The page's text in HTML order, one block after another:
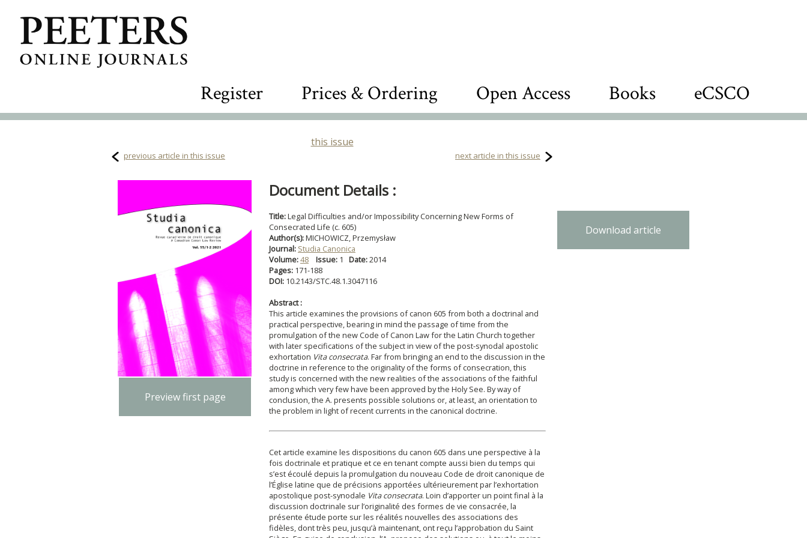
Register Prices & Ordering Open Access Books eCSCO
this issue
previous article in this issue next article in this issue
Preview first page
Document Details :
Title:Legal Difficulties and/or Impossibility Concerning New Forms of
Consecrated Life (c. 605)
Author(s):MICHOWICZ, Przemysław
Journal: Studia Canonica
Volume:48 Issue: 1 Date:2014
Pages: 171-188
DOI: 10.2143/STC.48.1.3047116
Abstract :
This article examines the provisions of canon 605 from both a doctrinal and
practical perspective, bearing in mind the passage of time from the
promulgation of the new Code of Canon Law for the Latin Church together
with later specifications of the subject in view of the post-synodal apostolic
exhortation Vita consecrata. Far from bringing an end to the discussion in the
doctrine in reference to the originality of the forms of consecration, this
study is concerned with the new realities of the associations of the faithful
among which very few have been approved by the Holy See. By way of
conclusion, the A. presents possible solutions or, at least, an orientation to
the problem in light of recent currents in the canonical doctrine.
Cet article examine les dispositions du canon 605 dans une perspective à la
fois doctrinale et pratique et ce en tenant compte aussi bien du temps qui
s’est écoulé depuis la promulgation du nouveau Code de droit canonique de
l’Église latine que de précisions apportées ultérieurement par l’exhortation
apostolique post-synodale Vita consecrata. Loin d’apporter un point final à la
discussion doctrinale sur l’originalité des formes de vie consacrée, la
présente étude porte sur les réalités nouvelles des associations des
fidèles, dont très peu, jusqu’à maintenant, ont reçu l’approbation du Saint
Download article